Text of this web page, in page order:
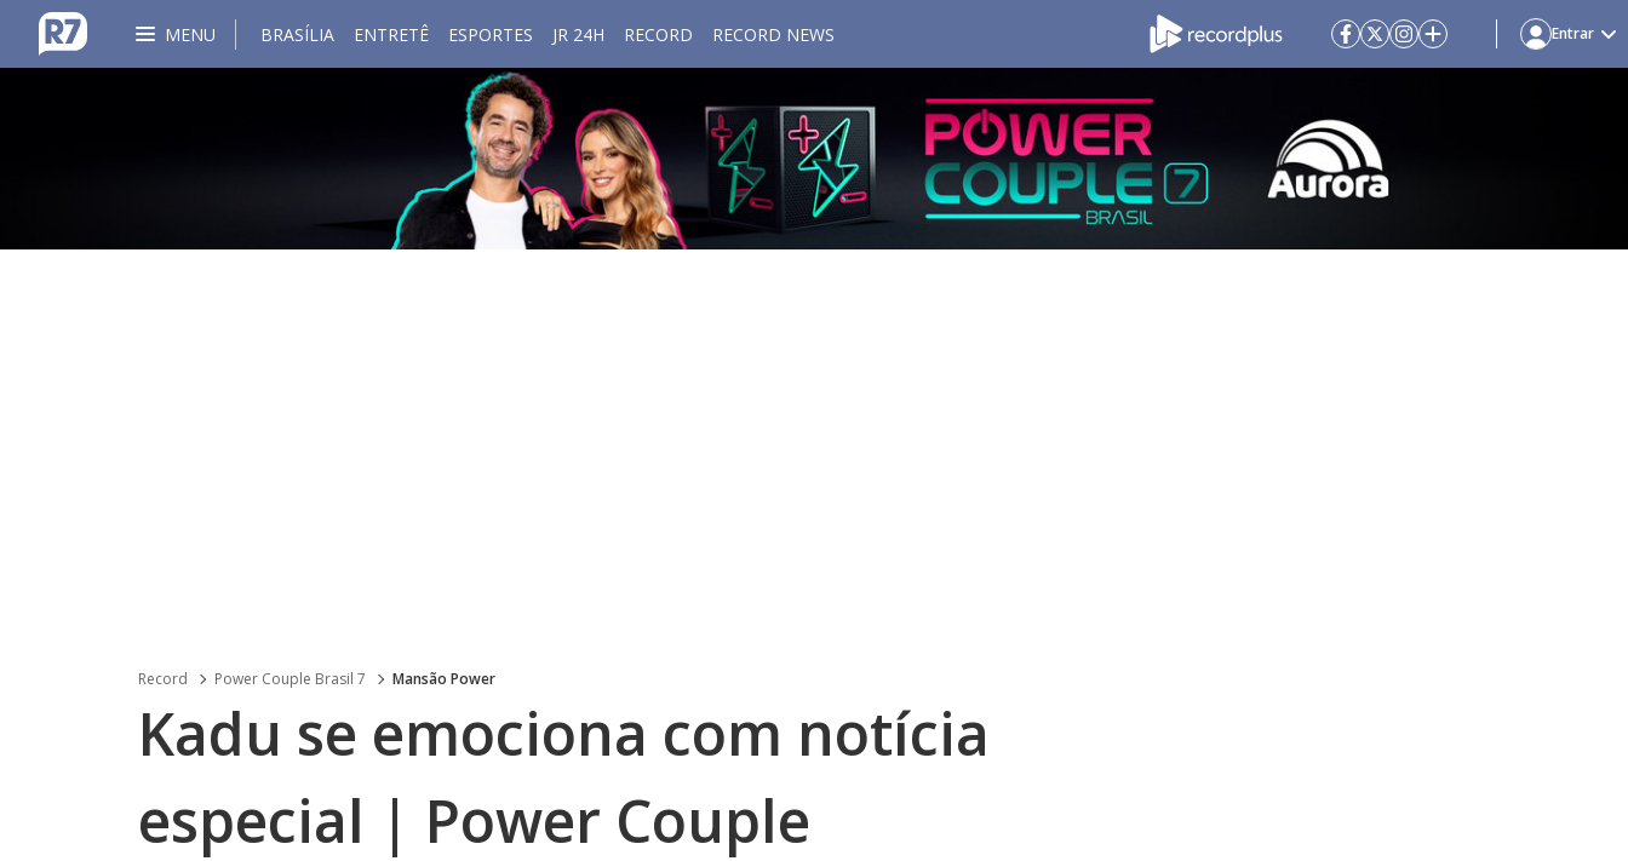
MENU BRASÍLIA ENTRETÊ ESPORTES JR 24H RECORD RECORD NEWS Entrar
Record Power Couple Brasil 7 Mansão Power
Kadu se emociona com notícia
especial | Power Couple